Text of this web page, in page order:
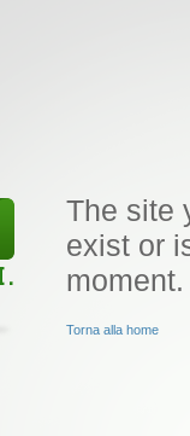
The site
exist or
moment.
Torna alla home